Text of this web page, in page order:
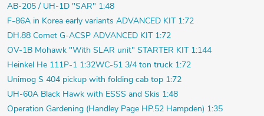
AB-205 / UH-1D "SAR" 1:48
F-86A in Korea early variants ADVANCED KIT 1:72
DH.88 Comet G-ACSP ADVANCED KIT 1:72
OV-1B Mohawk "With SLAR unit" STARTER KIT 1:144
Heinkel He 111P-1 1:32WC-51 3/4 ton truck 1:72
Unimog S 404 pickup with folding cab top 1:72
UH-60A Black Hawk with ESSS and Skis 1:48
Operation Gardening (Handley Page HP.52 Hampden) 1:35